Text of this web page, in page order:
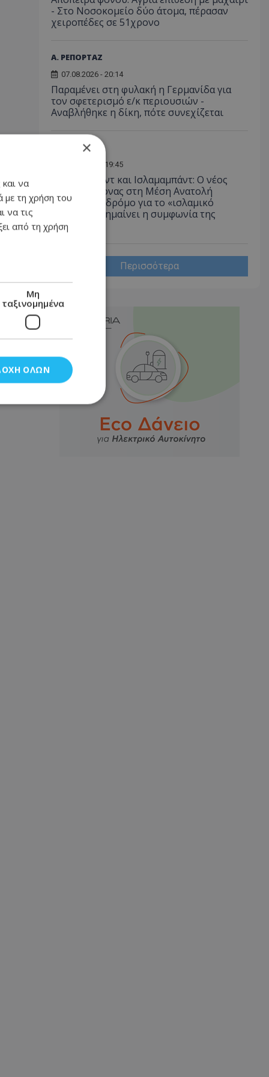
- Στο Νοσοκομείο δύο άτομα, πέρασαν
χειροπέδες σε 51χρονο
Α. ΡΕΠΟΡΤΑΖ
07.08.2026 - 20:14
Παραμένει στη φυλακή η Γερμανίδα για
τον σφετερισμό ε/κ περιουσιών -
Αναβλήθηκε η δίκη, πότε συνεχίζεται
07.08.2026 - 19:45
Άγκυρα, Ριάντ και Ισλαμαμπάντ: Ο νέος
ισχυρός άξονας στη Μέση Ανατολή
ανοίγει τον δρόμο για το «ισλαμικό
ΝΑΤΟ», τι σημαίνει η συμφωνία της
Μέκκας
Περισσότερα
×
και να
με τη χρήση του
να τις
από τη χρήση
Μη
ταξινομημένα
ΌΛΩΝ
και τη
cookies.
του χρήστη
και
των
από το
με τον τρόπο
ιστότοπο και
που μπορεί να
και τις
σχετικά με
επωφελές
προκειμένου να
σχετικά με
τους.
από το
χρήστης πριν
λόγω ιστότοπο.
ότι οι
συνδεδεμένοι
της
με
Cookie-